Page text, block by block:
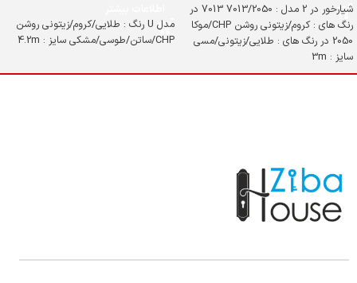
شیارخور در 2 مدل : 7013/2050 7013 در
رنگ های : کروم/زیتونی روشن CHP/موکا
2050 در رنگ های : طلایی/زیتونی/مسی
سایز : 3m
مدل U رنگ : طلایی/کروم/زیتونی روشن
CHP/ساتن/طوسی/مشکی سایز : 4.2m